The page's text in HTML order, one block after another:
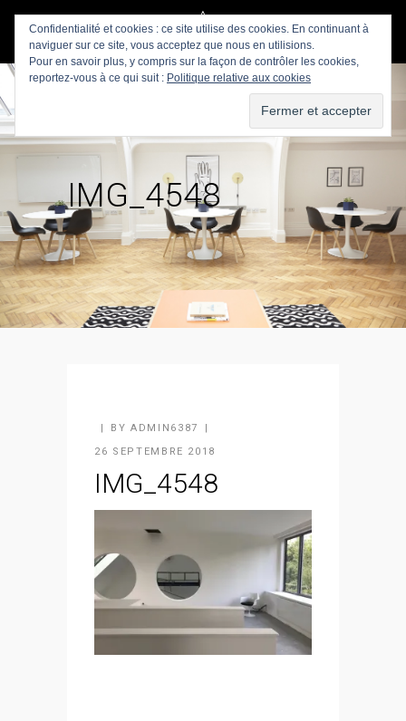
IMG_4548
BY ADMIN6387
26 SEPTEMBRE 2018
IMG_4548
Confidentialité et cookies : ce site utilise des cookies. En continuant à
naviguer sur ce site, vous acceptez que nous en utilisions.
Pour en savoir plus, y compris sur la façon de contrôler les cookies,
reportez-vous à ce qui suit : Politique relative aux cookies